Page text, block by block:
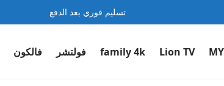
تسليم فوري بعد الدفع
Lion TV
family 4k فولتشر فالكون